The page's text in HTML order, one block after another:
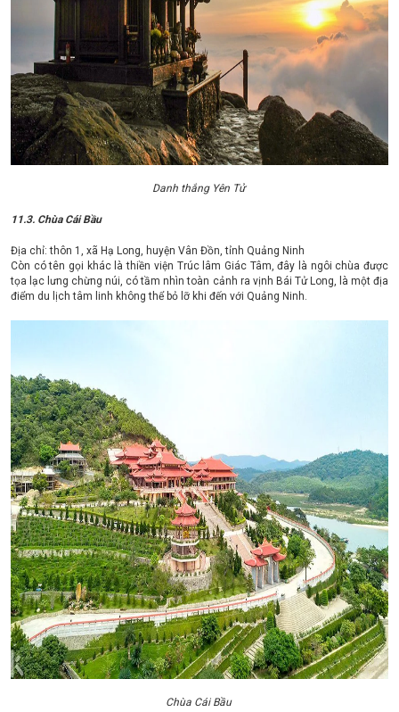
Danh thắng Yên Tử
11.3. Chùa Cái Bầu
Địa chỉ: thôn 1, xã Hạ Long, huyện Vân Đồn, tỉnh Quảng Ninh
Còn có tên gọi khác là thiền viện Trúc lâm Giác Tâm, đây là ngôi chùa được
tọa lạc lưng chừng núi, có tầm nhìn toàn cảnh ra vịnh Bái Tử Long, là một địa
điểm du lịch tâm linh không thể bỏ lỡ khi đến với Quảng Ninh.
Chùa Cái Bầu